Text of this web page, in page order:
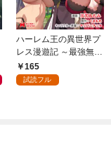
ハーレム王の異世界プ
レス漫遊記 ～最強無双
のおじさんはあらゆる
種族を嫁にする～（コ
165
試読フル